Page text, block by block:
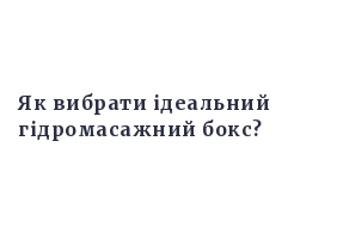
Як вибрати ідеальний
гідромасажний бокс?